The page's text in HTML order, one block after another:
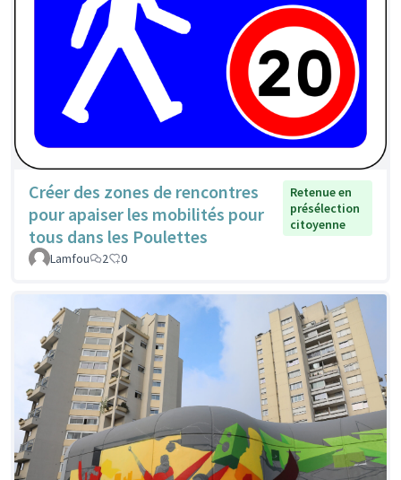
Créer des zones de rencontres
pour apaiser les mobilités pour
tous dans les Poulettes
Retenue en
présélection
citoyenne
Lamfou 2 0